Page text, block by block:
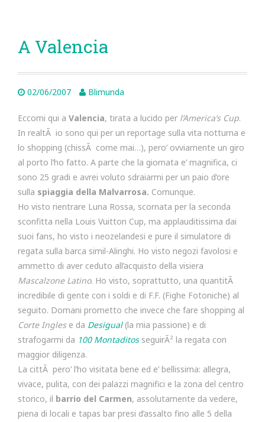
A Valencia
02/06/2007 Blimunda
Eccomi qui a Valencia, tirata a lucido per l’America’s Cup.
In realtÃ io sono qui per un reportage sulla vita notturna e
lo shopping (chissÃ come mai…), pero’ ovviamente un giro
al porto l’ho fatto. A parte che la giornata e’ magnifica, ci
sono 25 gradi e avrei voluto sdraiarmi per un paio d’ore
sulla spiaggia della Malvarrosa. Comunque.
Ho visto rientrare Luna Rossa, scornata per la seconda
sconfitta nella Louis Vuitton Cup, ma applauditissima dai
suoi fans, ho visto i neozelandesi e pure il simulatore di
regata sulla barca simil-Alinghi. Ho visto negozi favolosi e
ammetto di aver ceduto all’acquisto della visiera
Mascalzone Latino. Ho visto, soprattutto, una quantitÃ
incredibile di gente con i soldi e di F.F. (Fighe Fotoniche) al
seguito. Domani prometto che invece che fare shopping al
Corte Ingles e da Desigual(la mia passione) e di
strafogarmi da 100 MontaditosseguirÃ² la regata con
maggior diligenza.
La cittÃ pero’ l’ho visitata bene ed e’ bellissima: allegra,
vivace, pulita, con dei palazzi magnifici e la zona del centro
storico, il barrio del Carmen, assolutamente da vedere,
piena di locali e tapas bar presi d’assalto fino alle 5 della